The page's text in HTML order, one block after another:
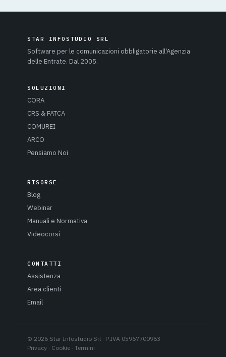
STAR INFOSTUDIO SRL
Software per le comunicazioni obbligatorie all'Agenzia
delle Entrate. Dal 2005.
SOLUZIONI
CORA
CRS & FATCA
COMUREI
ARCO
Pensiamo Noi
RISORSE
Blog
Webinar
Manuali e Normativa
Videocorsi
CONTATTI
Assistenza
Area clienti
Email
© 2026 Star Infostudio Srl · P.IVA 05967700963
Privacy · Cookie · Termini